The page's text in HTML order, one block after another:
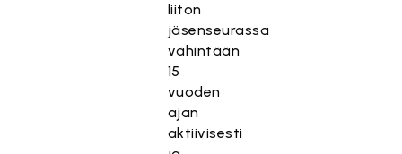
liiton
jäsenseurassa
vähintään
15
vuoden
ajan
aktiivisesti